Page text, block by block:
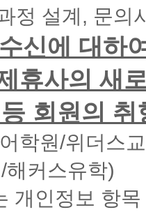
정 설계, 문의
신에 대하
휴사의 새
회원의
학원/위더스
해커스유학)
개인정보 항